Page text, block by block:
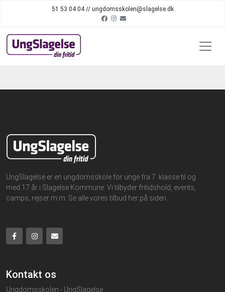
51 53 04 04 // ungdomsskolen@slagelse.dk
UngSlagelse er en ungdomsskole for unge fra 7. klasse til og
med 17 år i Slagelse Kommune. Vi tilbyder fritidshold, events,
camps, rejser m.m. Se alle vores tilbud her på siden.
Kontakt os
Ungdomsskolen - UngSlagelse